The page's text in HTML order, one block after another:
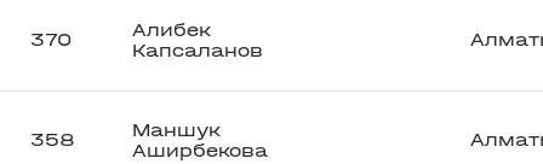
370
Алибек
Капсаланов
358
Маншук
Аширбекова